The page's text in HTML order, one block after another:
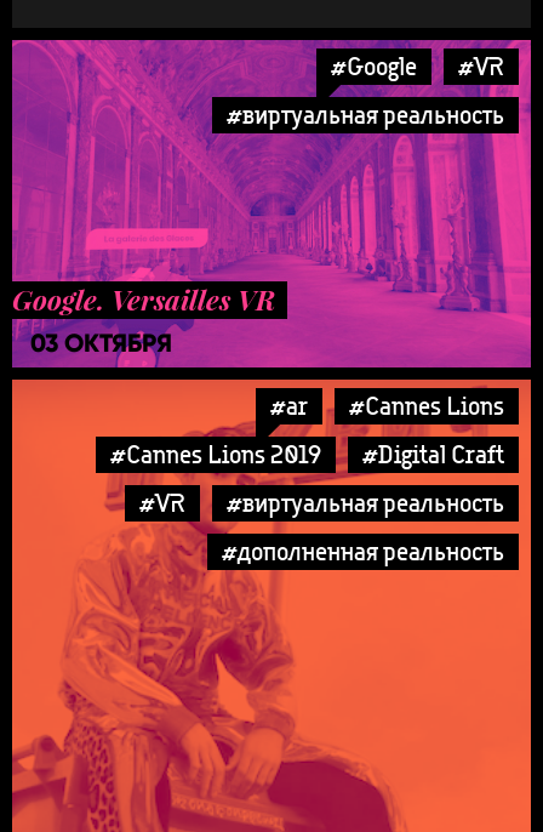
#Google
#VR
#виртуальная реальность
Google. Versailles VR
03 ОКТЯБРЯ
#ar
#Cannes Lions
#Cannes Lions 2019
#Digital Craft
#VR
#виртуальная реальность
#дополненная реальность